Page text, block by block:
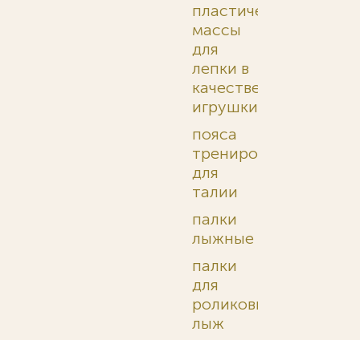
пластические
массы
для
лепки в
качестве
игрушки
пояса
тренировочные
для
талии
палки
лыжные
палки
для
роликовых
лыж